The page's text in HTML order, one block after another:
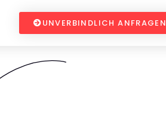
UNVERBINDLICH ANFRAGEN